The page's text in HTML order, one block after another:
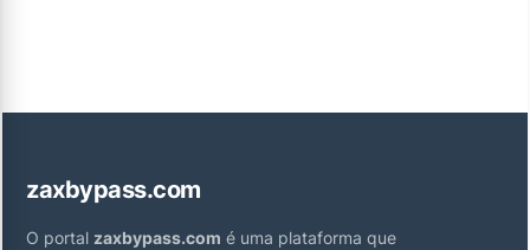
zaxbypass.com
O portal zaxbypass.com é uma plataforma que